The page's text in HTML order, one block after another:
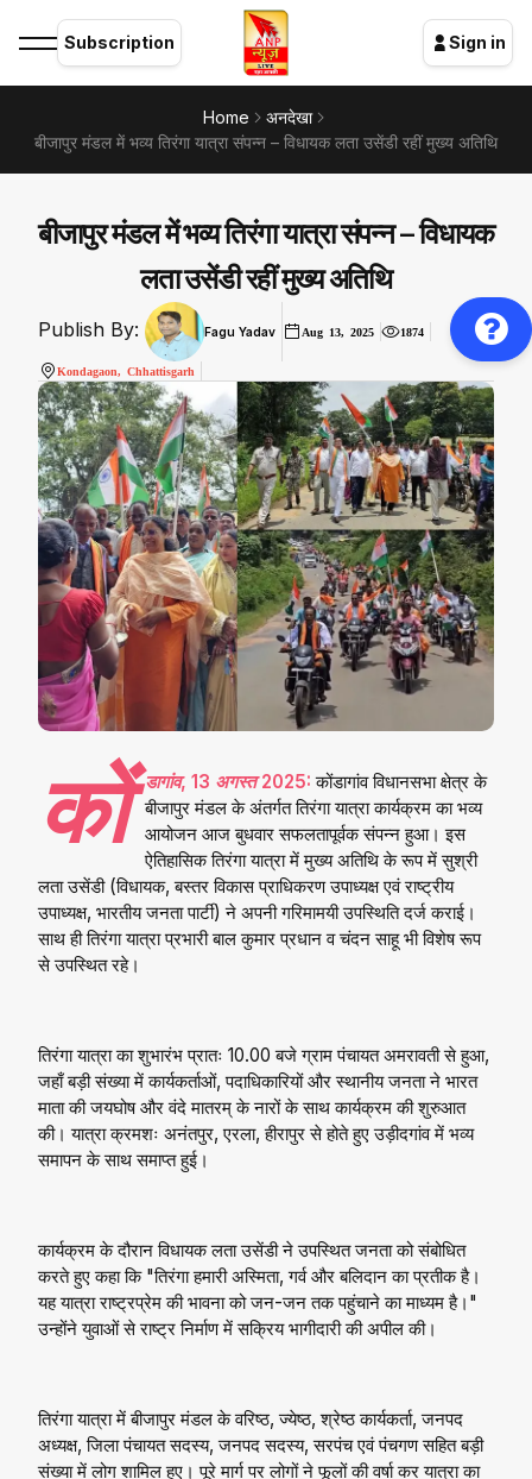
Subscription Sign in
Home
अनदेखा
बीजापुर मंडल में भव्य तिरंगा यात्रा संपन्न – विधायक लता उसेंडी रहीं मुख्य अतिथि
बीजापुर मंडल में भव्य तिरंगा यात्रा संपन्न – विधायक
लता उसेंडी रहीं मुख्य अतिथि
Publish By: Fagu Yadav Aug 13, 2025 1874
Kondagaon, Chhattisgarh
कों डागांव, 13 अगस्त 2025: कोंडागांव विधानसभा क्षेत्र के
बीजापुर मंडल के अंतर्गत तिरंगा यात्रा कार्यक्रम का भव्य
आयोजन आज बुधवार सफलतापूर्वक संपन्न हुआ। इस
ऐतिहासिक तिरंगा यात्रा में मुख्य अतिथि के रूप में सुश्री
लता उसेंडी (विधायक, बस्तर विकास प्राधिकरण उपाध्यक्ष एवं राष्ट्रीय
उपाध्यक्ष, भारतीय जनता पार्टी) ने अपनी गरिमामयी उपस्थिति दर्ज कराई।
साथ ही तिरंगा यात्रा प्रभारी बाल कुमार प्रधान व चंदन साहू भी विशेष रूप
से उपस्थित रहे।
तिरंगा यात्रा का शुभारंभ प्रातः 10.00 बजे ग्राम पंचायत अमरावती से हुआ,
जहाँ बड़ी संख्या में कार्यकर्ताओं, पदाधिकारियों और स्थानीय जनता ने भारत
माता की जयघोष और वंदे मातरम् के नारों के साथ कार्यक्रम की शुरुआत
की। यात्रा क्रमशः अनंतपुर, एरला, हीरापुर से होते हुए उड़ीदगांव में भव्य
समापन के साथ समाप्त हुई।
कार्यक्रम के दौरान विधायक लता उसेंडी ने उपस्थित जनता को संबोधित
करते हुए कहा कि "तिरंगा हमारी अस्मिता, गर्व और बलिदान का प्रतीक है।
यह यात्रा राष्ट्रप्रेम की भावना को जन-जन तक पहुंचाने का माध्यम है।"
उन्होंने युवाओं से राष्ट्र निर्माण में सक्रिय भागीदारी की अपील की।
तिरंगा यात्रा में बीजापुर मंडल के वरिष्ठ, ज्येष्ठ, श्रेष्ठ कार्यकर्ता, जनपद
अध्यक्ष, जिला पंचायत सदस्य, जनपद सदस्य, सरपंच एवं पंचगण सहित बड़ी
संख्या में लोग शामिल हुए। पूरे मार्ग पर लोगों ने फूलों की वर्षा कर यात्रा का